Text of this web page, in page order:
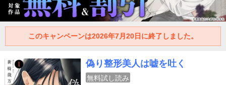
このキャンペーンは2026年7月20日に終了しました。
偽り整形美人は嘘を吐く
無料試し読み